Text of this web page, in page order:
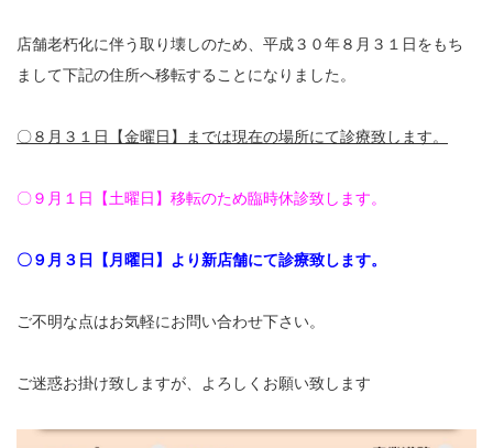
店舗老朽化に伴う取り壊しのため、平成３０年８月３１日をもち
まして下記の住所へ移転することになりました。
〇８月３１日【金曜日】までは現在の場所にて診療致します。
〇９月１日【土曜日】移転のため臨時休診致します。
〇９月３日【月曜日】より新店舗にて診療致します。
ご不明な点はお気軽にお問い合わせ下さい。
ご迷惑お掛け致しますが、よろしくお願い致します
NEW スーパーライザーEX
US-777 超音波治療器
フィジオ ラジオスティムMH2
ES-5000 低周波治療器
POWER PLATE
スーパーライザーPX